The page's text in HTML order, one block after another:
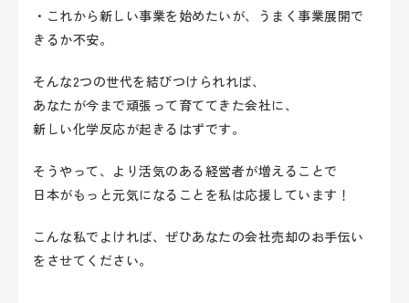
・これから新しい事業を始めたいが、うまく事業展開で
きるか不安。
そんな2つの世代を結びつけられれば、
あなたが今まで頑張って育ててきた会社に、
新しい化学反応が起きるはずです。
そうやって、より活気のある経営者が増えることで
日本がもっと元気になることを私は応援しています！
こんな私でよければ、ぜひあなたの会社売却のお手伝い
をさせてください。